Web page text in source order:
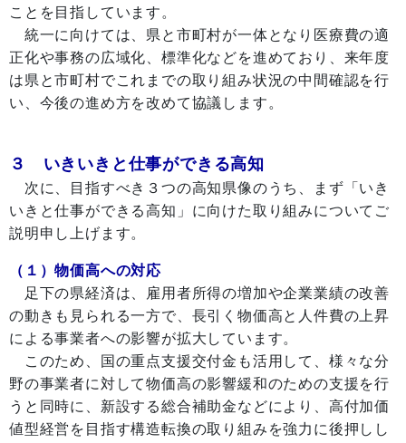
ことを目指しています。
統一に向けては、県と市町村が一体となり医療費の適
正化や事務の広域化、標準化などを進めており、来年度
は県と市町村でこれまでの取り組み状況の中間確認を行
い、今後の進め方を改めて協議します。
３ いきいきと仕事ができる高知
次に、目指すべき３つの高知県像のうち、まず「いき
いきと仕事ができる高知」に向けた取り組みについてご
説明申し上げます。
（１）物価高への対応
足下の県経済は、雇用者所得の増加や企業業績の改善
の動きも見られる一方で、長引く物価高と人件費の上昇
による事業者への影響が拡大しています。
このため、国の重点支援交付金も活用して、様々な分
野の事業者に対して物価高の影響緩和のための支援を行
うと同時に、新設する総合補助金などにより、高付加価
値型経営を目指す構造転換の取り組みを強力に後押しし